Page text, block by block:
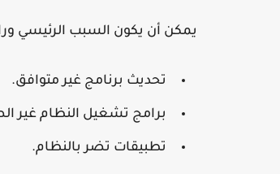
يمكن أن يكون السبب الرئيسي
تحديث برنامج غير متوافق.
برامج تشغيل النظام غير
تطبيقات تضر بالنظام.